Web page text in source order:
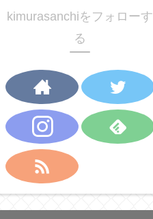
kimurasanchiをフォローす
る